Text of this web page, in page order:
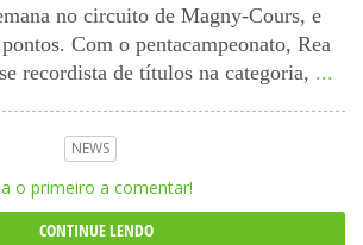
no circuito de Magny-Cours, e
Com o pentacampeonato, Rea
recordista de títulos na categoria, ...
NEWS
o primeiro a comentar!
CONTINUE LENDO